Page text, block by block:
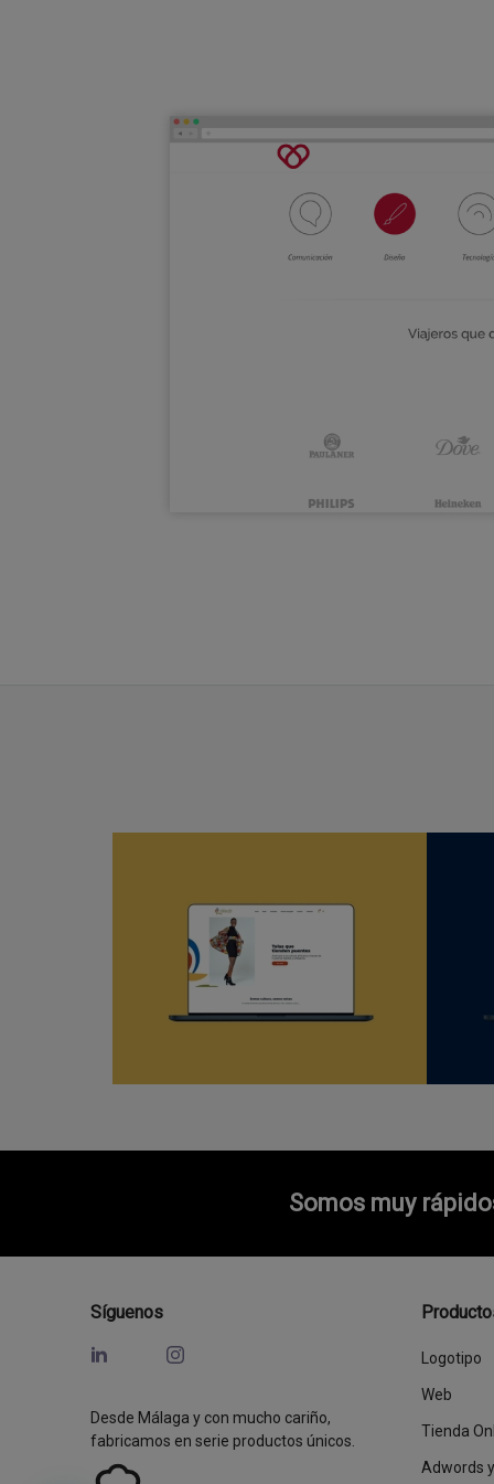
Somos muy
Síguenos
Desde Málaga y con mucho cariño,
fabricamos en serie productos únicos.
Logotipo
Web
Tienda
Adwords